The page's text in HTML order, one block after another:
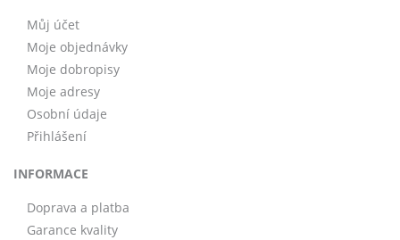
Můj účet
Moje objednávky
Moje dobropisy
Moje adresy
Osobní údaje
Přihlášení
INFORMACE
Doprava a platba
Garance kvality